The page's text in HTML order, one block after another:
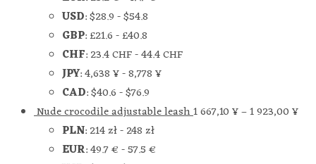
USD:$28.9-$54.8
GBP:£21.6-£40.8
CHF:23.4 CHF-44.4 CHF
JPY:4,638 ¥-8,778 ¥
CAD:$40.6-$76.9
Nude crocodile adjustable leash1 667,10¥–1 923,00¥
PLN:214 zł-248 zł
EUR:49.7 €-57.5 €